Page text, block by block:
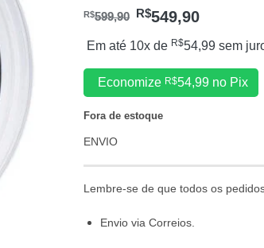
R$599,90 R$549,90
Em até 10x de R$54,99 sem
Economize R$54,99no Pix
Fora de estoque
ENVIO
Lembre-se de que todos os
Envio via Correios.